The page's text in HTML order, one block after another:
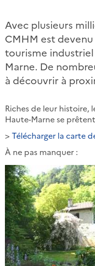
Avec plusieurs
CMHM est
tourisme
Marne. De
à découvrir à
Riches de leur histoire,
Haute-Marne se
> Télécharger la carte
À ne pas manquer :